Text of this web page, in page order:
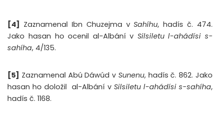
[4] Zaznamenal Ibn Chuzejma vSahíhu, hadís č. 474.
Jako hasan ho ocenil al-Albání v Silsiletu l-ahádísi s-
sahíha, 4/135.
[5] Zaznamenal Abú Dáwúd v Sunenu, hadís č. 862. Jako
hasan ho doložil al-Albání v Silsiletu l-ahádísi s-sahíha,
hadís č. 1168.